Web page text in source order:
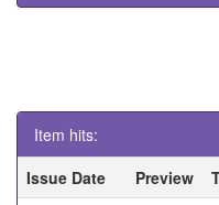
Item hits:
Issue Date
Preview